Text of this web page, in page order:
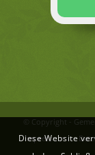
© Copyright -
Impressum
Diese Website